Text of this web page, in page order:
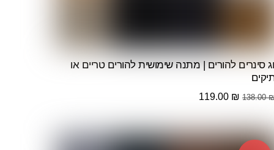
סינרים להורים | מתנה שימושית להורים טריים או
138.00 המחיר
היה:
138.00 ₪.
119.00 ₪
המחיר
הוא:
119.00 ₪.